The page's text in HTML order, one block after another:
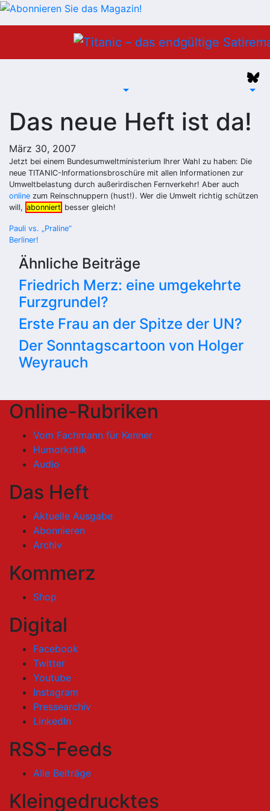
Das neue Heft ist da!
März 30, 2007
Jetzt bei einem Bundesumweltministerium Ihrer Wahl zu haben: Die
neue TITANIC-Informationsbroschüre mit allen Informationen zur
Umweltbelastung durch außerirdischen Fernverkehr! Aber auch
online zum Reinschnuppern (hust!). Wer die Umwelt richtig schützen
will, abonniert besser gleich!
Beitragsnavigation
Pauli vs. „Praline“
Berliner!
Ähnliche Beiträge
Friedrich Merz: eine umgekehrte
Furzgrundel?
Erste Frau an der Spitze der UN?
Der Sonntagscartoon von Holger
Weyrauch
Online-Rubriken
Vom Fachmann für Kenner
Humorkritik
Audio
Das Heft
Aktuelle Ausgabe
Abonnieren
Archiv
Kommerz
Shop
Digital
Facebook
Twitter
Youtube
Instagram
Pressearchiv
LinkedIn
RSS-Feeds
Alle Beiträge
Kleingedrucktes